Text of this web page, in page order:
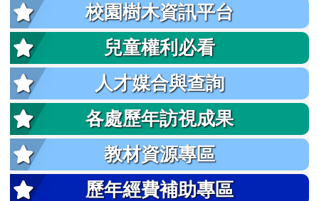
校園樹木資訊平台
兒童權利必看
人才媒合與查詢
各處歷年訪視成果
教材資源專區
歷年經費補助專區